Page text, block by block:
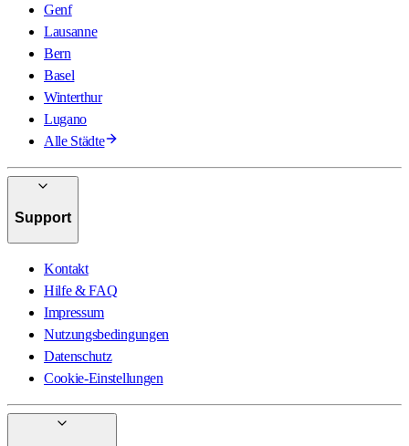
Genf
Lausanne
Bern
Basel
Winterthur
Lugano
Alle Städte
Support
Kontakt
Hilfe & FAQ
Impressum
Nutzungsbedingungen
Datenschutz
Cookie-Einstellungen